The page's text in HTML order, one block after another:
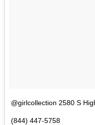
@girlcollection 2580 S
(844) 447-5758